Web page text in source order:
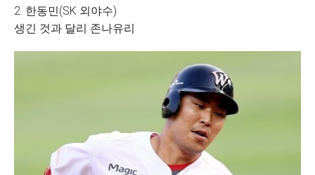
2. 한동민(SK 외야수)
생긴 것과 달리 존나유리